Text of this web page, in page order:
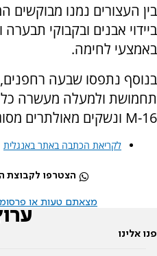
בין העצורים נמנו
ביידוי אבנים ובקבוקי
באמצעי לחימה.
בנוסף נתפסו שבעה
תחמושת ולמעלה מעשרה
M-16 ונשקים מאולתרים מסוג "קרלו".
לקריאת הכתבה באתר באנגלית
הצטרפו לקבוצת
מצאתם טעות או
פנו אלינו